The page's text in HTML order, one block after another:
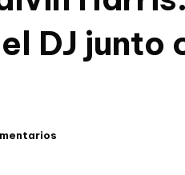
DJ junto